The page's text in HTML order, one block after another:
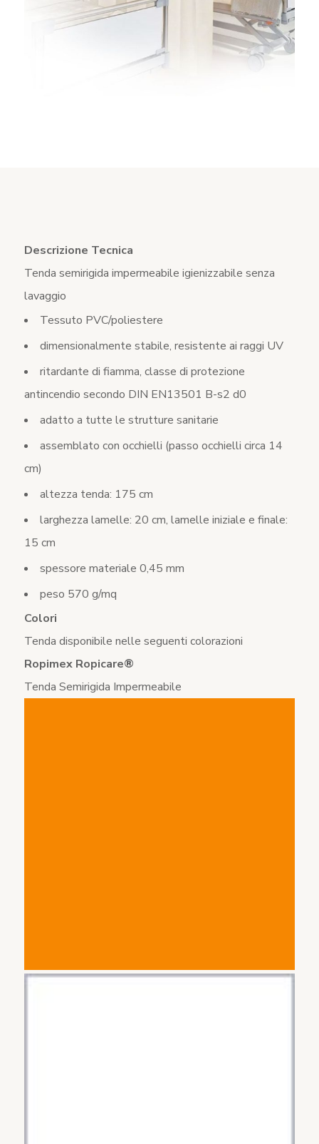
Descrizione Tecnica
Tenda semirigida impermeabile igienizzabile senza
lavaggio
Tessuto PVC/poliestere
dimensionalmente stabile, resistente ai raggi UV
ritardante di fiamma, classe di protezione
antincendio secondo DIN EN13501 B-s2 d0
adatto a tutte le strutture sanitarie
assemblato con occhielli (passo occhielli circa 14
cm)
altezza tenda: 175 cm
larghezza lamelle: 20 cm, lamelle iniziale e finale:
15 cm
spessore materiale 0,45 mm
peso 570 g/mq
Colori
Tenda disponibile nelle seguenti colorazioni
Ropimex Ropicare®
Tenda Semirigida Impermeabile